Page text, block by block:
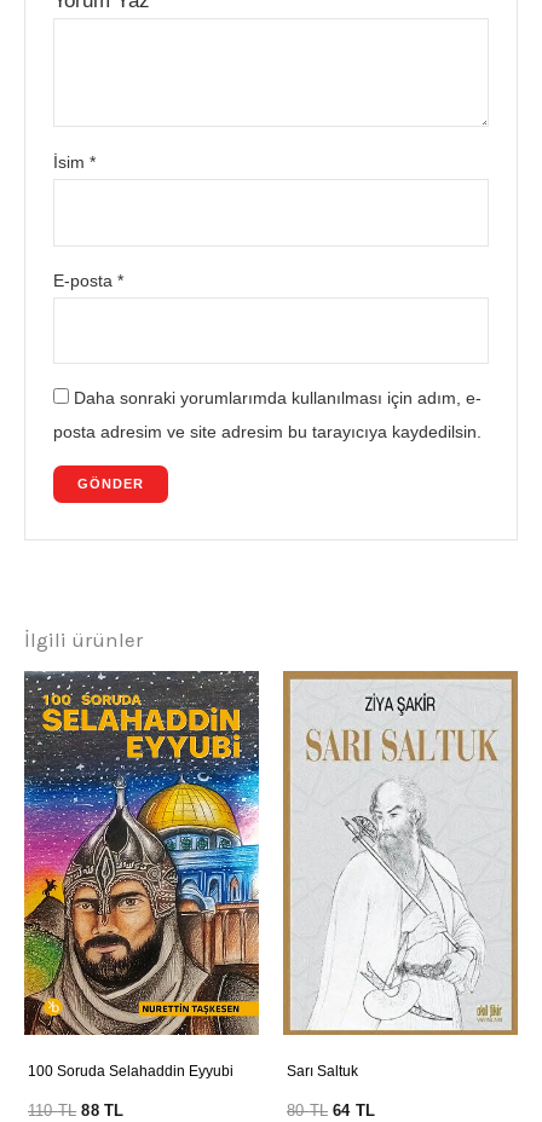
İsim*
E-posta*
Daha sonraki yorumlarımda kullanılması için adım, e-
posta adresim ve site adresim bu tarayıcıya kaydedilsin.
İlgili ürünler
100 Soruda Selahaddin Eyyubi
110TL 88TL
Sarı Saltuk
80TL 64 TL